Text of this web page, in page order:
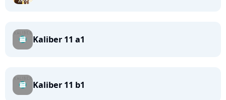
Kaliber 11 a1
Kaliber 11 b1